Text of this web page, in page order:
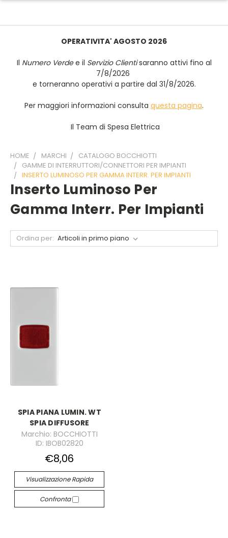
OPERATIVITA' AGOSTO 2026
Il Numero Verdee il Servizio Clientisaranno attivi fino al
7/8/2026
e torneranno operativi a partire dal 31/8/2026.
Per maggiori informazioni consulta questa pagina.
Il Team di Spesa Elettrica
HOME MARCHI
CATALOGO BOCCHIOTTI
GAMME DI INTERRUTTORI/CONNETTORI PER IMPIANTI
INSERTO LUMINOSO PER GAMMA INTERR. PER IMPIANTI
Inserto Luminoso Per
Gamma Interr. Per Impianti
Ordina per:
SPIA PIANA LUMIN. WT
SPIA DIFFUSORE
Marchio: BOCCHIOTTI
ID: IBOB02820
€8,06
Visualizzazione Rapida
Confronta